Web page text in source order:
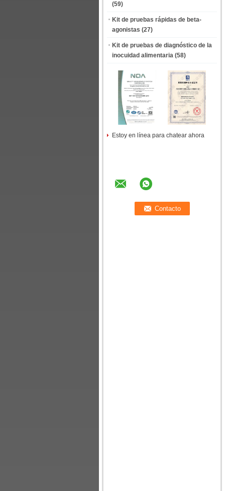
(59)
Kit de pruebas rápidas de beta-
agonistas (27)
Kit de pruebas de diagnóstico de la
inocuidad alimentaria (58)
Estoy en línea para chatear ahora